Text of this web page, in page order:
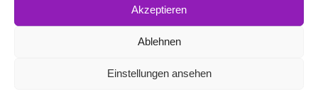
Akzeptieren
Ablehnen
Einstellungen ansehen